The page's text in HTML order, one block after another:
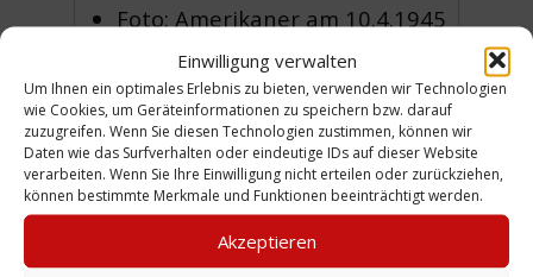
Einwilligung verwalten
Um Ihnen ein optimales Erlebnis zu bieten, verwenden wir Technologien
wie Cookies, um Geräteinformationen zu speichern bzw. darauf
zuzugreifen. Wenn Sie diesen Technologien zustimmen, können wir
Daten wie das Surfverhalten oder eindeutige IDs auf dieser Website
verarbeiten. Wenn Sie Ihre Einwilligung nicht erteilen oder zurückziehen,
können bestimmte Merkmale und Funktionen beeinträchtigt werden.
Akzeptieren
Foto: Amerikaner am 10.4.1945
in der Limmerstraße
Foto: Amerikaner in der
Limmerstraße, Ecke Am
Küchengarten
Foto: Horst Bohne 1948
Foto: Kriegszerstörung bei der